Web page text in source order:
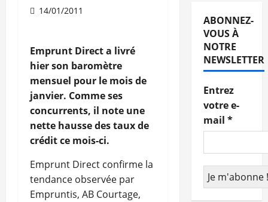
14/01/2011
Emprunt Direct a livré
hier son baromètre
mensuel pour le mois de
janvier. Comme ses
concurrents, il note une
nette hausse des taux de
crédit ce mois-ci.
Emprunt Direct confirme la
tendance observée par
Empruntis, AB Courtage,
ABONNEZ-
VOUS À
NOTRE
NEWSLETTER
Entrez
votre e-
mail *